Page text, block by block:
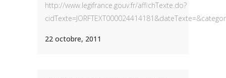
http://www.legifrance.gouv.fr/affichTexte.do?
22 octobre, 2011